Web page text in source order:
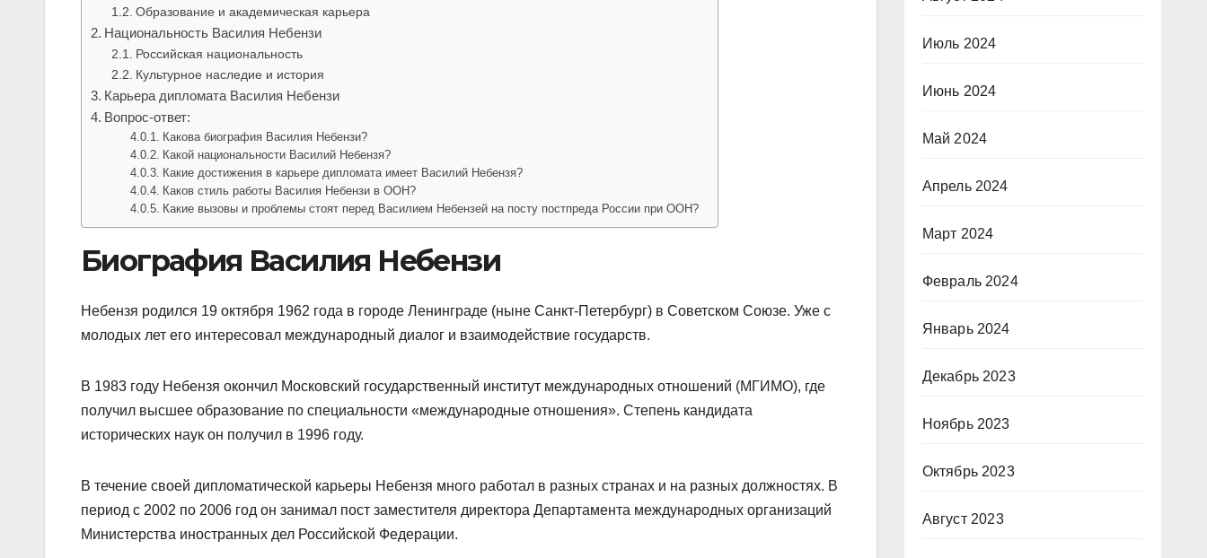
Образование и академическая карьера
Национальность Василия Небензи
Российская национальность
Культурное наследие и история
Карьера дипломата Василия Небензи
Вопрос-ответ:
Какова биография Василия Небензи?
Какой национальности Василий Небензя?
Какие достижения в карьере дипломата имеет Василий Небензя?
Каков стиль работы Василия Небензи в ООН?
Какие вызовы и проблемы стоят перед Василием Небензей на посту постпреда России при ООН?
Биография Василия Небензи
Небензя родился 19 октября 1962 года в городе Ленинграде (ныне Санкт-Петербург) в Советском Союзе. Уже с
молодых лет его интересовал международный диалог и взаимодействие государств.
В 1983 году Небензя окончил Московский государственный институт международных отношений (МГИМО), где
получил высшее образование по специальности «международные отношения». Степень кандидата
исторических наук он получил в 1996 году.
В течение своей дипломатической карьеры Небензя много работал в разных странах и на разных должностях. В
период с 2002 по 2006 год он занимал пост заместителя директора Департамента международных организаций
Министерства иностранных дел Российской Федерации.
Июль 2024
Июнь 2024
Май 2024
Апрель 2024
Март 2024
Февраль 2024
Январь 2024
Декабрь 2023
Ноябрь 2023
Октябрь 2023
Август 2023